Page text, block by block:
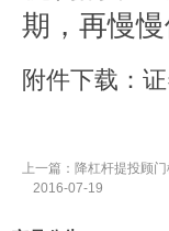
期，再慢慢
附件下载：
上一篇： 降杠杆提投顾
2016-07-19